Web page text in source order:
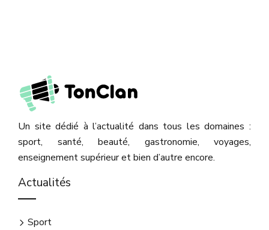
Un site dédié à l’actualité dans tous les domaines :
sport, santé, beauté, gastronomie, voyages,
enseignement supérieur et bien d’autre encore.
Actualités
Sport